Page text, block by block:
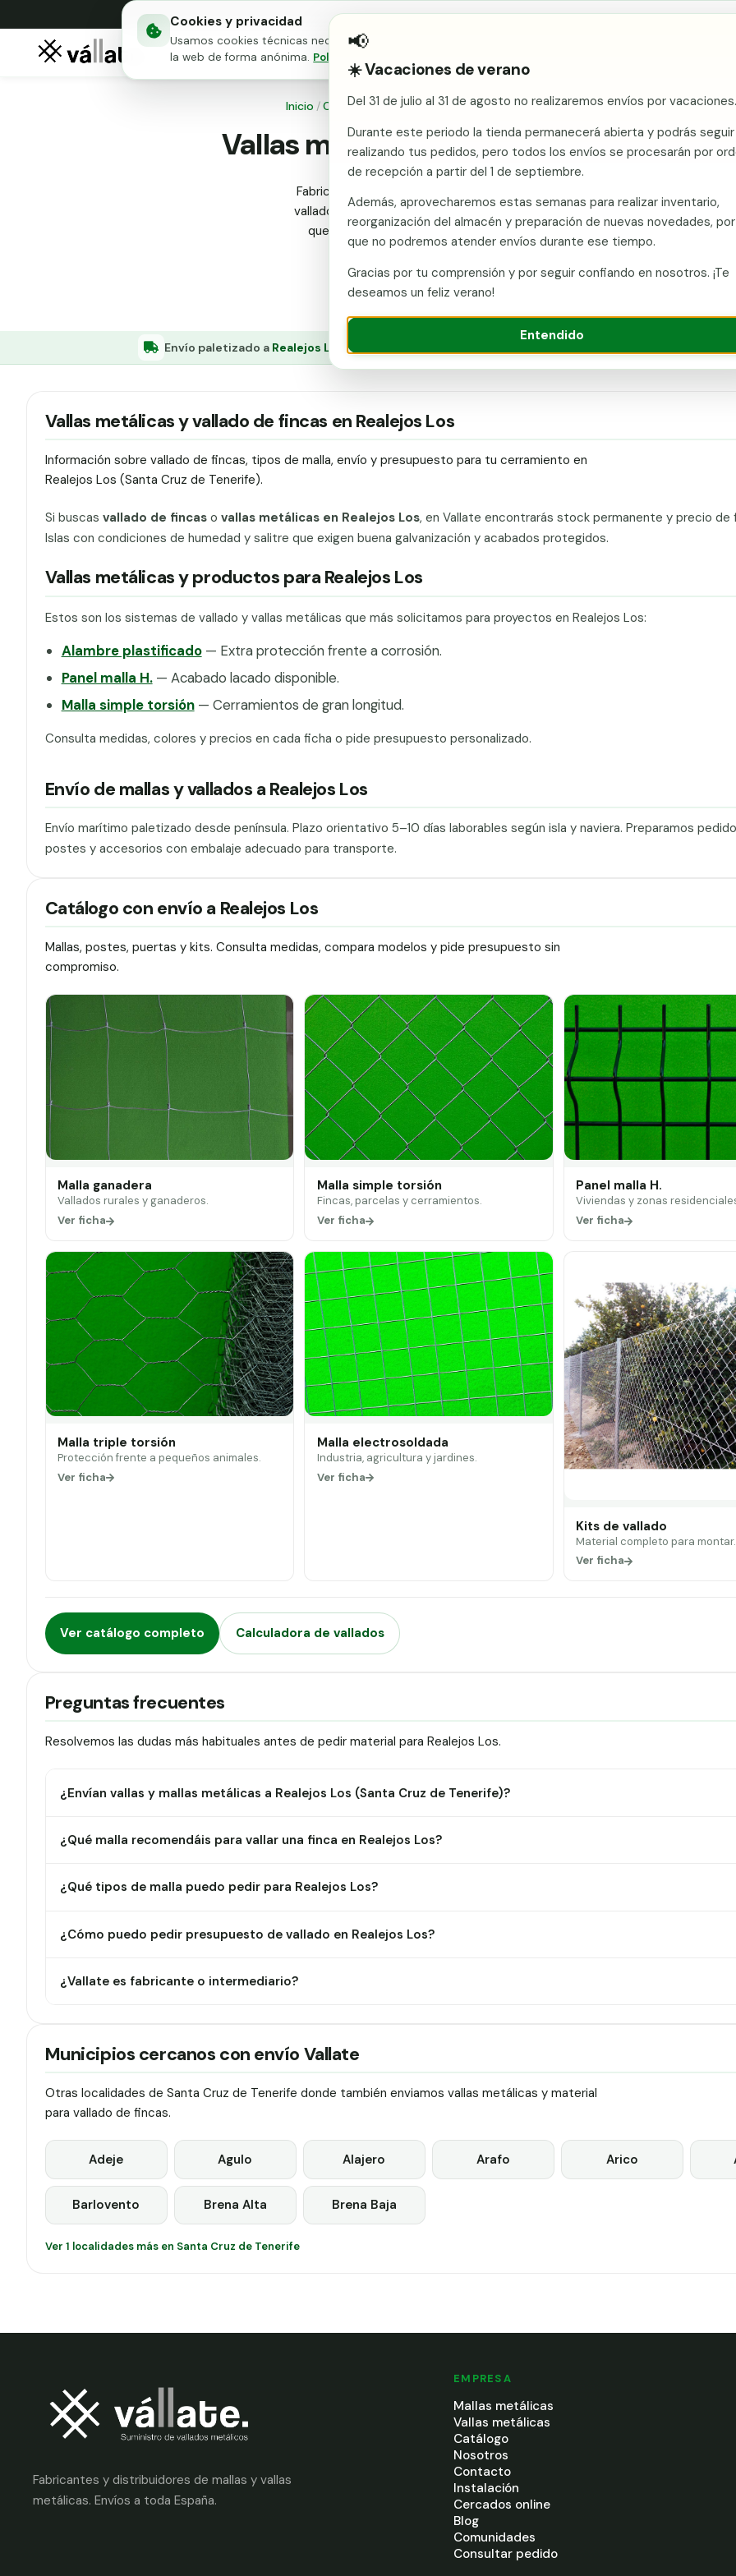
Cookies y privacidad
Usamos cookies técnicas necesarias y, con tu consentimiento, cookies de análisis para mejorar
la web de forma anónima. Política de cookies
📢
☀️ Vacaciones de verano
Del 31 de julio al 31 de agosto no realizaremos envíos por vacaciones.
Durante este periodo la tienda permanecerá abierta y podrás seguir
realizando tus pedidos, pero todos los envíos se procesarán por
de recepción a partir del 1 de septiembre.
Además, aprovecharemos estas semanas para realizar inventario,
reorganización del almacén y preparación de nuevas novedades,
que no podremos atender envíos durante ese tiempo.
Gracias por tu comprensión y por seguir confiando en nosotros. ¡Te
deseamos un feliz verano!
Entendido
Mallas metálicas Puertas para vallado
Inicio /Comunidades /Santa Cruz de Tenerife /Vallas metálicas y vallado de fincas
Vallas metálicas y vallado de fincas en
Fabricante en Murcia con envío a Realejos Los (Santa Cruz de Tenerife).
vallado de fincas: mallas, postes, puertas y kits. Islas con condiciones de
que exigen buena galvanización y acabados protegidos. Presupuesto sin
Llamar ahora Ver catálogo Presupuesto
Envío paletizado a Realejos Los (Santa Cruz de Tenerife)
Vallas metálicas y vallado de fincas en Realejos Los
Información sobre vallado de fincas, tipos de malla, envío y presupuesto para tu cerramiento en
Realejos Los (Santa Cruz de Tenerife).
Si buscas vallado de fincaso vallas metálicas en Realejos Los, en Vallate encontrarás stock permanente y precio de
Islas con condiciones de humedad y salitre que exigen buena galvanización y acabados protegidos.
Vallas metálicas y productos para Realejos Los
Estos son los sistemas de vallado y vallas metálicas que más solicitamos para proyectos en Realejos Los:
Alambre plastificado— Extra protección frente a corrosión.
Panel malla H.— Acabado lacado disponible.
Malla simple torsión— Cerramientos de gran longitud.
Consulta medidas, colores y precios en cada ficha o pide presupuesto personalizado.
Envío de mallas y vallados a Realejos Los
Envío marítimo paletizado desde península. Plazo orientativo 5–10 días laborables según isla y naviera. Preparamos
postes y accesorios con embalaje adecuado para transporte.
Catálogo con envío a Realejos Los
Mallas, postes, puertas y kits. Consulta medidas, compara modelos y pide presupuesto sin
compromiso.
Malla ganadera
Vallados rurales y ganaderos.
Ver ficha
Malla simple torsión
Fincas, parcelas y cerramientos.
Ver ficha
Panel malla H.
Viviendas y zonas
Ver ficha
Malla triple torsión
Protección frente a pequeños animales.
Ver ficha
Malla electrosoldada
Industria, agricultura y jardines.
Ver ficha
Kits de vallado
Material completo para montar.
Ver ficha
Ver catálogo completo Calculadora de vallados
Preguntas frecuentes
Resolvemos las dudas más habituales antes de pedir material para Realejos Los.
¿Envían vallas y mallas metálicas a Realejos Los (Santa Cruz de Tenerife)?
¿Qué malla recomendáis para vallar una finca en Realejos Los?
¿Qué tipos de malla puedo pedir para Realejos Los?
¿Cómo puedo pedir presupuesto de vallado en Realejos Los?
¿Vallate es fabricante o intermediario?
Municipios cercanos con envío Vallate
Otras localidades de Santa Cruz de Tenerife donde también enviamos vallas metálicas y material
para vallado de fincas.
Adeje Agulo Alajero Arafo Arico
Barlovento Brena Alta Brena Baja
Ver 1 localidades más en Santa Cruz de Tenerife
Fabricantes y distribuidores de mallas y vallas
metálicas. Envíos a toda España.
EMPRESA
Mallas metálicas
Vallas metálicas
Catálogo
Nosotros
Contacto
Instalación
Cercados online
Blog
Comunidades
Consultar pedido